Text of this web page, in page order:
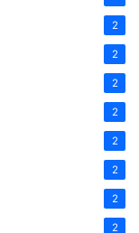
2
2
2
2
2
2
2
2